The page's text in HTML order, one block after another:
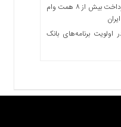
در چهار ماه نخست ۱۴۰۵ رقم خورد؛ پرداخت بیش از ۸ همت وام
برنامه‌های بانک